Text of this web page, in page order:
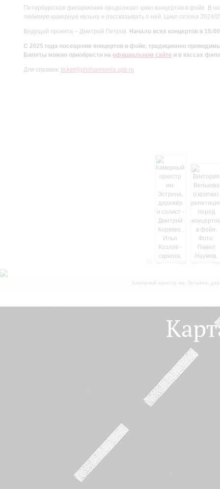
Петербургская филармония продолжает цикл концертов в фойе. В
любимую камерную музыку и рассказывать о ней. Цикл сезона
Ведущий проекта – Дмитрий Петров. Начало всех концертов в
С 2025 года посещение концертов в фойе, традиционно
Билеты можно приобрести на официальном сайте и в кассах
Для справок: ticket@philharmonia.spb.ru
Камерный оркестр им. Эстрина,